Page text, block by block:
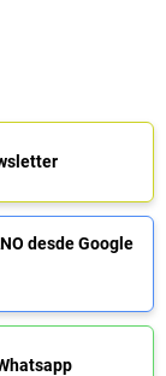
desde Google